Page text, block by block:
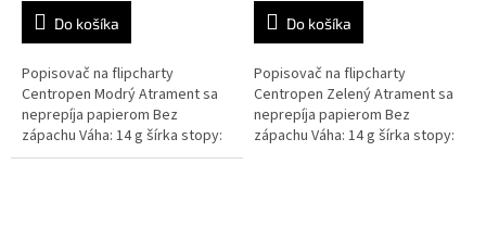
Do košíka
Popisovač na flipcharty
Centropen Modrý Atrament sa
neprepíja papierom Bez
zápachu Váha: 14 g šírka stopy:
2,5 mm
Do košíka
Popisovač na flipcharty
Centropen Zelený Atrament sa
neprepíja papierom Bez
zápachu Váha: 14 g šírka stopy: